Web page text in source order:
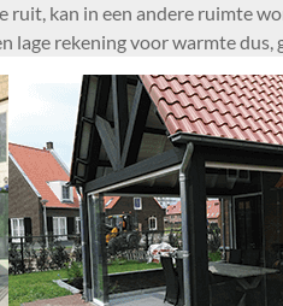
kan in een andere ruimte
lage rekening voor warmte